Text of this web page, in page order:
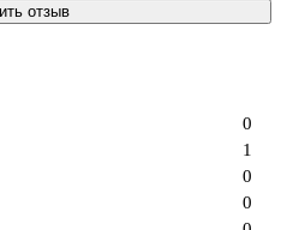
отзыв
0
0
1
0